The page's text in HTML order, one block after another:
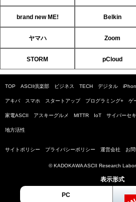
brand new ME! Belkin
ヤマハ Zoom
STORM pCloud
TOP ASCII倶楽部 ビジネス TECH デジタル
アキバ スマホ スタートアップ プログラミング+ ゲ
家電ASCII アスキーグルメ MITTR IoT サイバーセ
地方活性
サイトポリシー プライバシーポリシー 運営会社 お
© KADOKAWA ASCII Research
表示形式
PC